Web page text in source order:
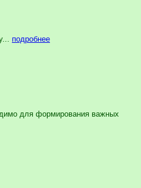
подробнее
для формирования важных